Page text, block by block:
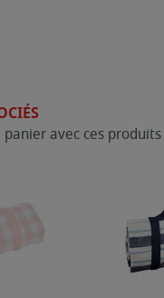
avec ces produits